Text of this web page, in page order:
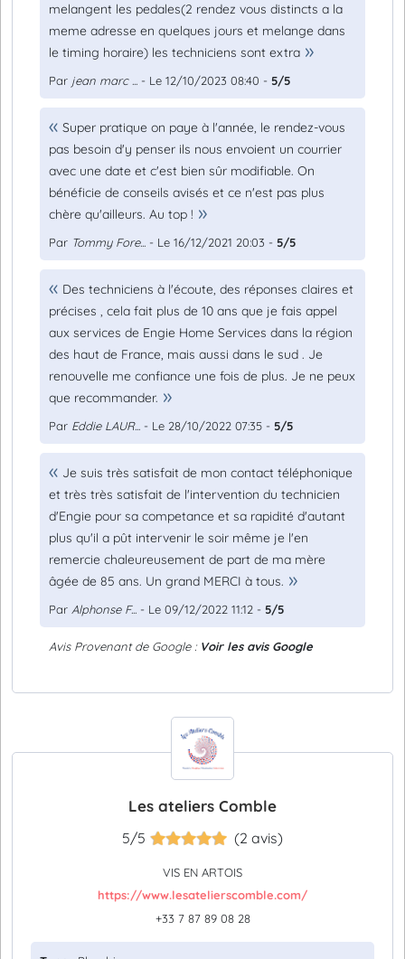
melangent les pedales(2 rendez vous distincts a la
meme adresse en quelques jours et melange dans
le timing horaire) les techniciens sont extra
Par jean marc ... - Le 12/10/2023 08:40 - 5/5
Super pratique on paye à l'année, le rendez-vous
pas besoin d'y penser ils nous envoient un courrier
avec une date et c'est bien sûr modifiable. On
bénéficie de conseils avisés et ce n'est pas plus
chère qu'ailleurs. Au top !
Par Tommy Fore... - Le 16/12/2021 20:03 - 5/5
Des techniciens à l'écoute, des réponses claires et
précises , cela fait plus de 10 ans que je fais appel
aux services de Engie Home Services dans la région
des haut de France, mais aussi dans le sud . Je
renouvelle me confiance une fois de plus. Je ne peux
que recommander.
Par Eddie LAUR... - Le 28/10/2022 07:35 - 5/5
Je suis très satisfait de mon contact téléphonique
et très très satisfait de l'intervention du technicien
d'Engie pour sa competance et sa rapidité d'autant
plus qu'il a pût intervenir le soir même je l'en
remercie chaleureusement de part de ma mère
âgée de 85 ans. Un grand MERCI à tous.
Par Alphonse F... - Le 09/12/2022 11:12 - 5/5
Avis Provenant de Google : Voir les avis Google
Les ateliers Comble
5/5 (2 avis)
VIS EN ARTOIS
https://www.lesatelierscomble.com/
+33 7 87 89 08 28